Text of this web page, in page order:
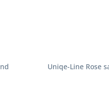
Uniqe-Line Rose